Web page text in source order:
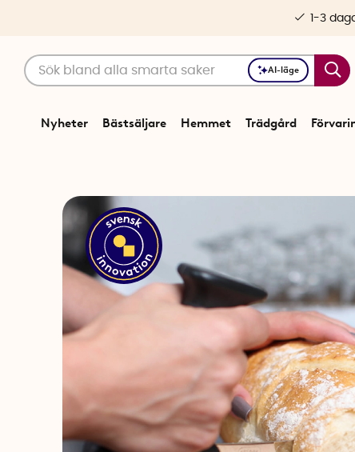
AI-läge
Nyheter Bästsäljare Hemmet Trädgård
1-3